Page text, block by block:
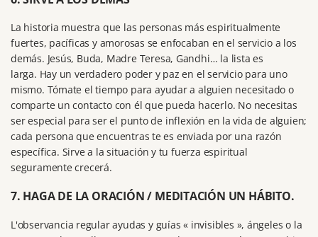
La historia muestra que las personas más espiritualmente
fuertes, pacíficas y amorosas se enfocaban en el servicio a los
demás. Jesús, Buda, Madre Teresa, Gandhi… la lista es
larga. Hay un verdadero poder y paz en el servicio para uno
mismo. Tómate el tiempo para ayudar a alguien necesitado o
comparte un contacto con él que pueda hacerlo. No necesitas
ser especial para ser el punto de inflexión en la vida de alguien;
cada persona que encuentras te es enviada por una razón
específica. Sirve a la situación y tu fuerza espiritual
seguramente crecerá.
7. HAGA DE LA ORACIÓN / MEDITACIÓN UN HÁBITO.
L'observancia regularayudas y guías « invisibles », ángeles o la